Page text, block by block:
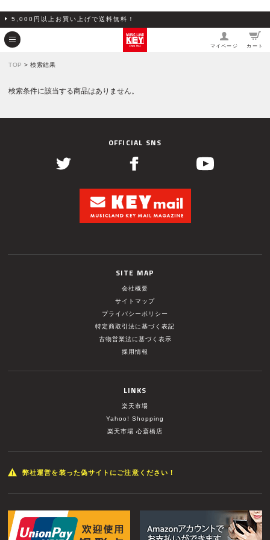
5,000円以上お買い上げで送料無料！
マイページ カート
TOP > 検索結果
検索条件に該当する商品はありません。
OFFICIAL SNS
SITE MAP
会社概要
サイトマップ
プライバシーポリシー
特定商取引法に基づく表記
古物営業法に基づく表示
採用情報
LINKS
楽天市場
Yahoo! Shopping
楽天市場 心斎橋店
弊社運営を装った偽サイトにご注意ください！